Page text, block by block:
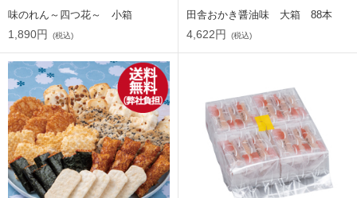
味のれん～四つ花～ 小箱
1,890円 (税込)
田舎おかき醤油味 大箱 88本
4,622円 (税込)